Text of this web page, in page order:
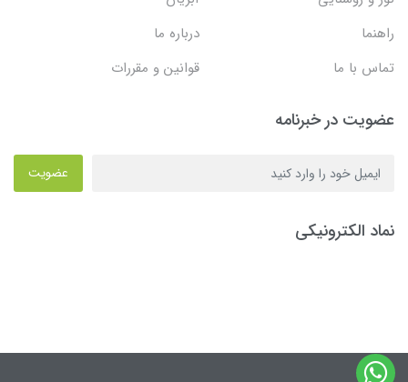
راهنما
درباره ما
تماس با ما
قوانین و مقررات
عضویت در خبرنامه
عضویت
نماد الکترونیکی